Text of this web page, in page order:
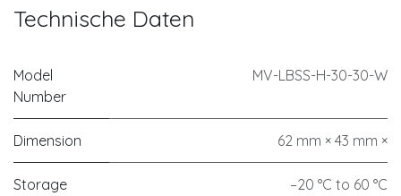
Technische Daten
Model
Number
MV-LBSS-H-30-30-W
Dimension 62 mm × 43 mm ×
Storage
–20 °C to 60 °C